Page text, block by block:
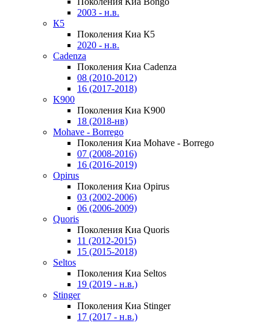
2003 - н.в.
К5
Поколения Киа К5
2020 - н.в.
Cadenza
Поколения Киа Cadenza
08 (2010-2012)
16 (2017-2018)
K900
Поколения Киа K900
18 (2018-нв)
Mohave - Borrego
Поколения Киа Mohave - Borrego
07 (2008-2016)
16 (2016-2019)
Opirus
Поколения Киа Opirus
03 (2002-2006)
06 (2006-2009)
Quoris
Поколения Киа Quoris
11 (2012-2015)
15 (2015-2018)
Seltos
Поколения Киа Seltos
19 (2019 - н.в.)
Stinger
Поколения Киа Stinger
17 (2017 - н.в.)